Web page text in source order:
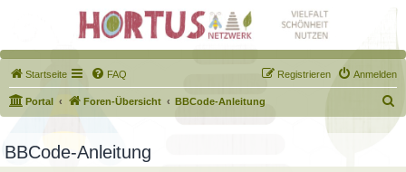
Startseite FAQ Anmelden
Registrieren
Portal Foren-Übersicht BBCode-Anleitung
u
h
BBCode-Anleitung